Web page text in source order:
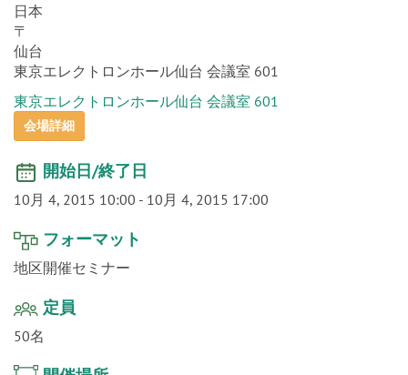
日本
〒
仙台
東京エレクトロンホール仙台 会議室 601
東京エレクトロンホール仙台 会議室 601
会場詳細
開始日/終了日
10月 4, 2015 10:00 - 10月 4, 2015 17:00
フォーマット
地区開催セミナー
定員
50名